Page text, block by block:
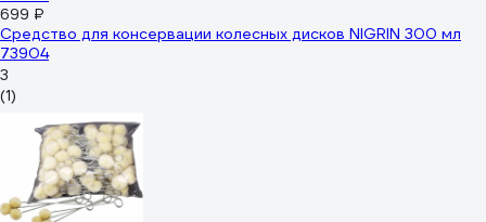
699 ₽
Средство для консервации колесных дисков NIGRIN 300 мл
73904
3
(1)